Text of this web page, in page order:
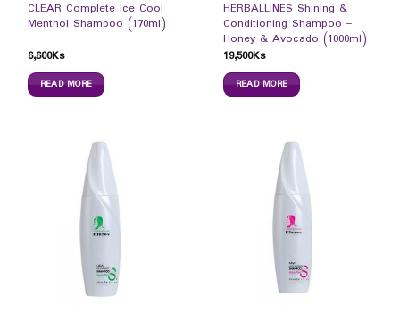
CLEAR Complete Ice Cool
Menthol Shampoo (170ml)
6,600Ks
READ MORE
HERBALLINES Shining &
Conditioning Shampoo –
Honey & Avocado (1000ml)
19,500Ks
READ MORE